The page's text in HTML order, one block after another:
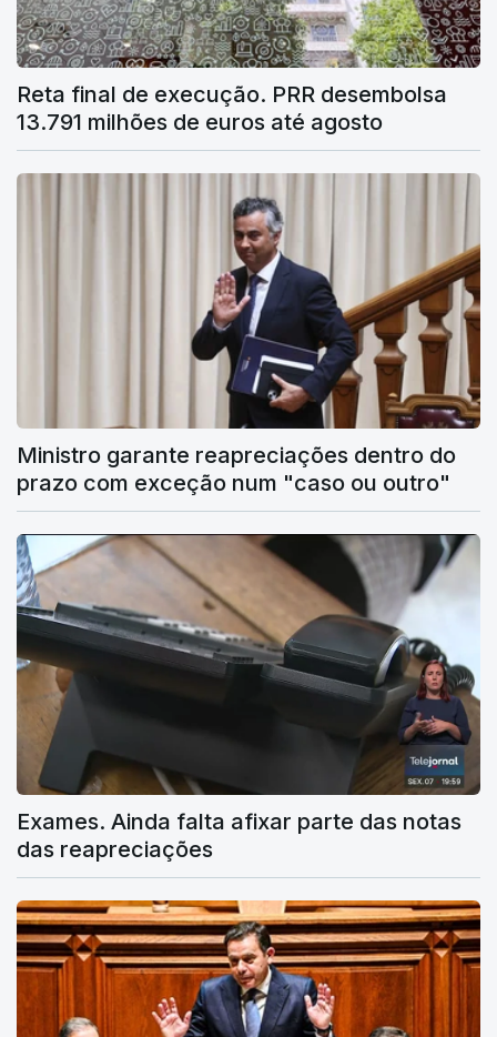
Reta final de execução. PRR desembolsa
13.791 milhões de euros até agosto
Ministro garante reapreciações dentro do
prazo com exceção num "caso ou outro"
Exames. Ainda falta afixar parte das notas
das reapreciações